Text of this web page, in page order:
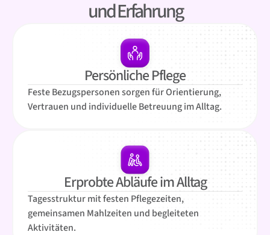
und Erfahrung
Persönliche Pflege
Feste Bezugspersonen sorgen für Orientierung,
Vertrauen und individuelle Betreuung im Alltag.
Erprobte Abläufe im Alltag
Tagesstruktur mit festen Pflegezeiten,
gemeinsamen Mahlzeiten und begleiteten
Aktivitäten.